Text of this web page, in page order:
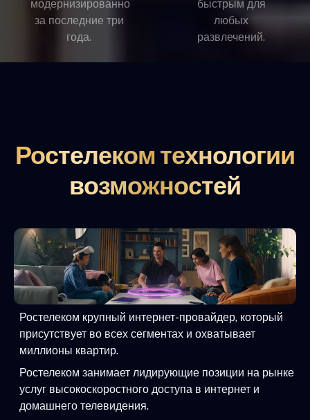
модернизированно
за последние три
года.
быстрым для
любых
развлечений.
Ростелеком технологии
возможностей
Ростелеком крупный интернет-провайдер, который
присутствует во всех сегментах и охватывает
миллионы квартир.
Ростелеком занимает лидирующие позиции на рынке
услуг высокоскоростного доступа в интернет и
домашнего телевидения.